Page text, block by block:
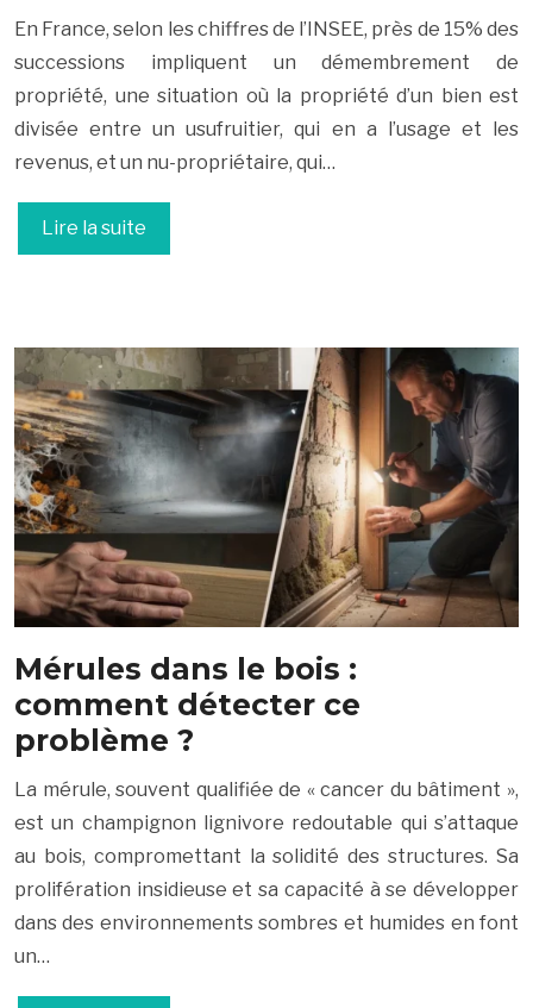
En France, selon les chiffres de l’INSEE, près de 15% des
successions impliquent un démembrement de
propriété, une situation où la propriété d’un bien est
divisée entre un usufruitier, qui en a l’usage et les
revenus, et un nu-propriétaire, qui…
Lire la suite
Mérules dans le bois :
comment détecter ce
problème ?
La mérule, souvent qualifiée de « cancer du bâtiment »,
est un champignon lignivore redoutable qui s’attaque
au bois, compromettant la solidité des structures. Sa
prolifération insidieuse et sa capacité à se développer
dans des environnements sombres et humides en font
un…